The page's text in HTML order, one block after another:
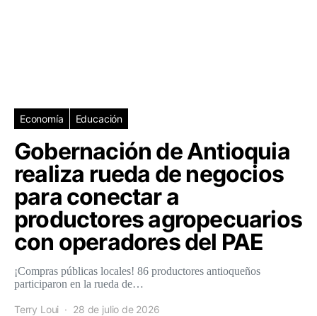
Economía Educación
Gobernación de Antioquia
realiza rueda de negocios
para conectar a
productores agropecuarios
con operadores del PAE
¡Compras públicas locales! 86 productores antioqueños
participaron en la rueda de…
Terry Loui 28 de julio de 2026